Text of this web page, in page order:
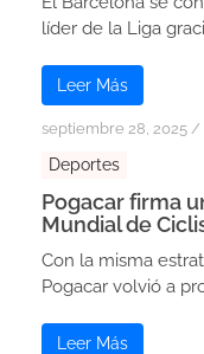
líder de la Liga
Leer Más
septiembre 28, 2025 /
Deportes
Pogacar firma
Mundial de
Con la misma
Pogacar volvió a
Leer Más